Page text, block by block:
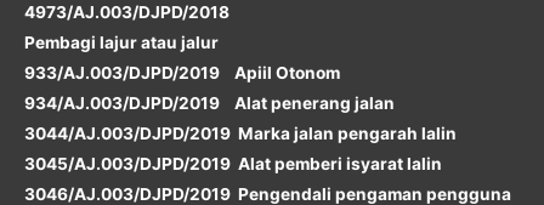
4973/AJ.003/DJPD/2018
Pembagi lajur atau jalur
933/AJ.003/DJPD/2019 Apiil Otonom
934/AJ.003/DJPD/2019 Alat penerang jalan
3044/AJ.003/DJPD/2019 Marka jalan pengarah lalin
3045/AJ.003/DJPD/2019 Alat pemberi isyarat lalin
3046/AJ.003/DJPD/2019 Pengendali pengaman pengguna